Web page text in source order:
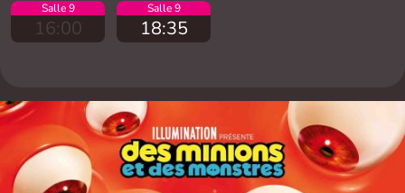
Salle 9
16:00
Salle 9
18:35